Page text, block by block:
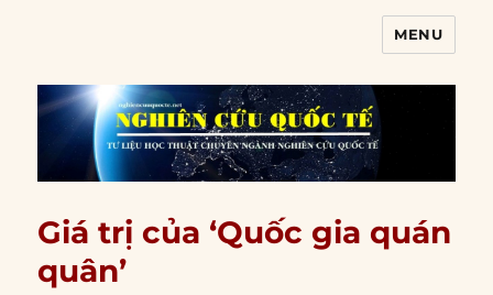
MENU
Giá trị của ‘Quốc gia quán
quân’